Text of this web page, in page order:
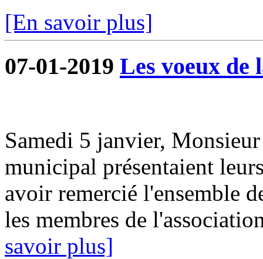
[En savoir plus]
07-01-2019 Les voeux de
Samedi 5 janvier,
municipal présentaient
avoir remercié l'ensemble
les membres de
savoir plus]